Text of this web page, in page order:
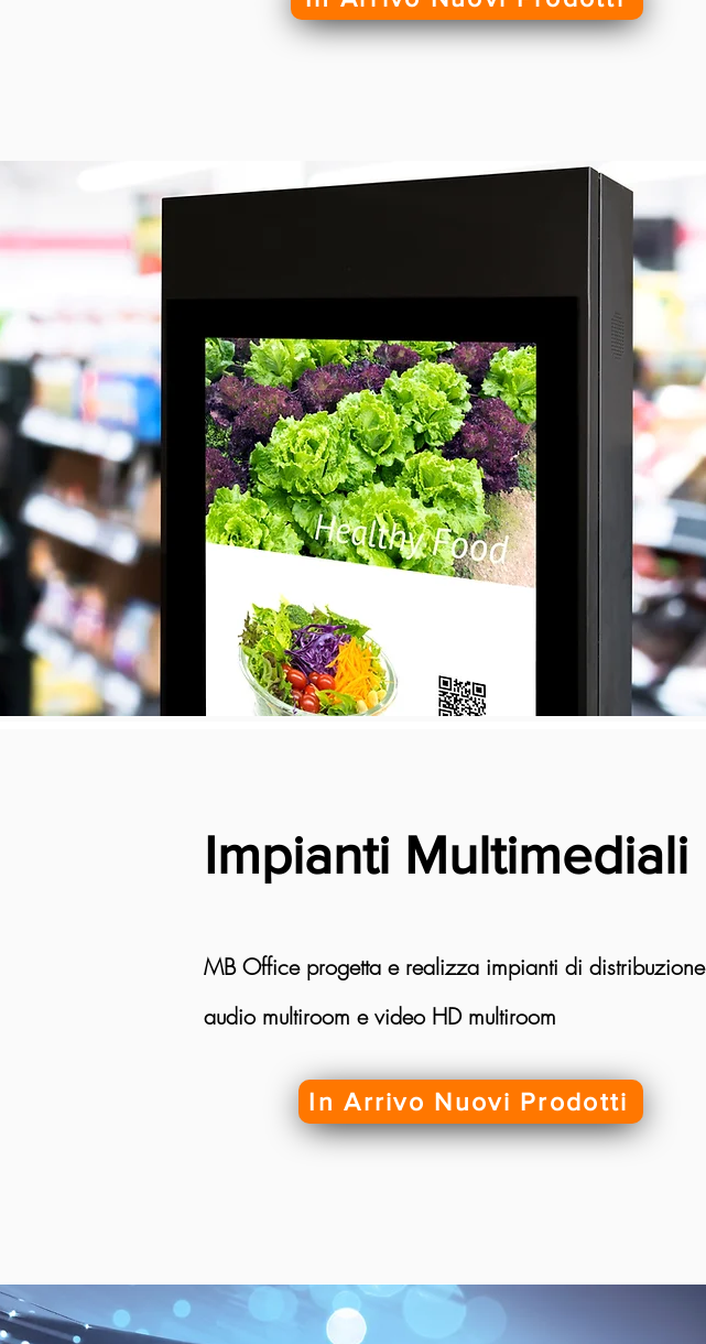
Impianti Multimediali
MB Office progetta e realizza impianti di distribuzione
audio multiroom e video HD multiroom
In Arrivo Nuovi Prodotti